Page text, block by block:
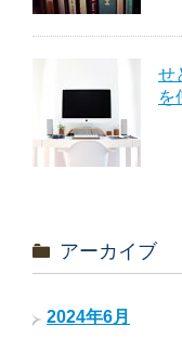
せ
を
アーカイブ
2024年6月